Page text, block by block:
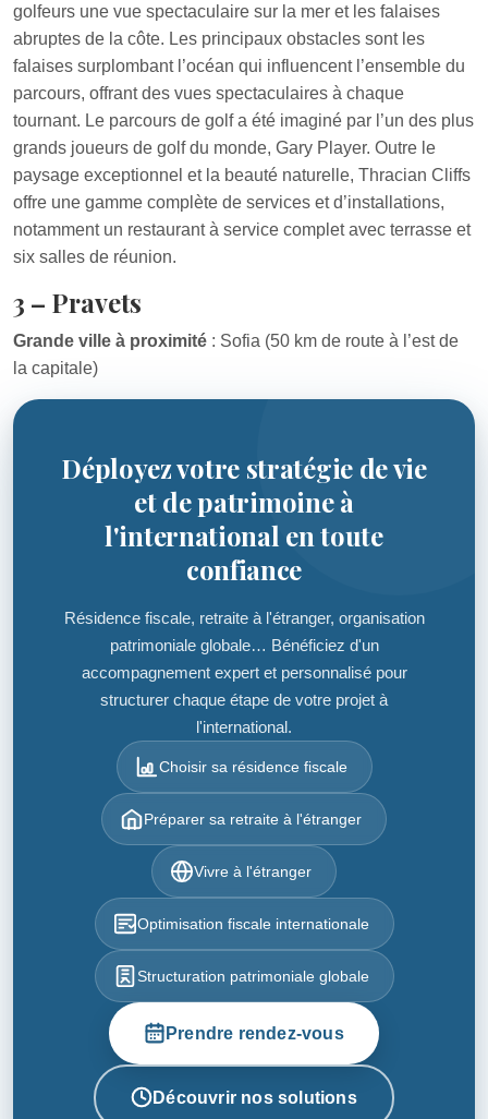
golfeurs une vue spectaculaire sur la mer et les falaises
abruptes de la côte. Les principaux obstacles sont les
falaises surplombant l’océan qui influencent l’ensemble du
parcours, offrant des vues spectaculaires à chaque
tournant. Le parcours de golf a été imaginé par l’un des plus
grands joueurs de golf du monde, Gary Player. Outre le
paysage exceptionnel et la beauté naturelle, Thracian Cliffs
offre une gamme complète de services et d’installations,
notamment un restaurant à service complet avec terrasse et
six salles de réunion.
3 – Pravets
Grande ville à proximité : Sofia (50 km de route à l’est de
la capitale)
Déployez votre stratégie de vie
et de patrimoine à
l'international en toute
confiance
Résidence fiscale, retraite à l'étranger, organisation
patrimoniale globale… Bénéficiez d'un
accompagnement expert et personnalisé pour
structurer chaque étape de votre projet à
l'international.
Choisir sa résidence fiscale
Préparer sa retraite à l'étranger
Vivre à l'étranger
Optimisation fiscale internationale
Structuration patrimoniale globale
Prendre rendez-vous
Découvrir nos solutions